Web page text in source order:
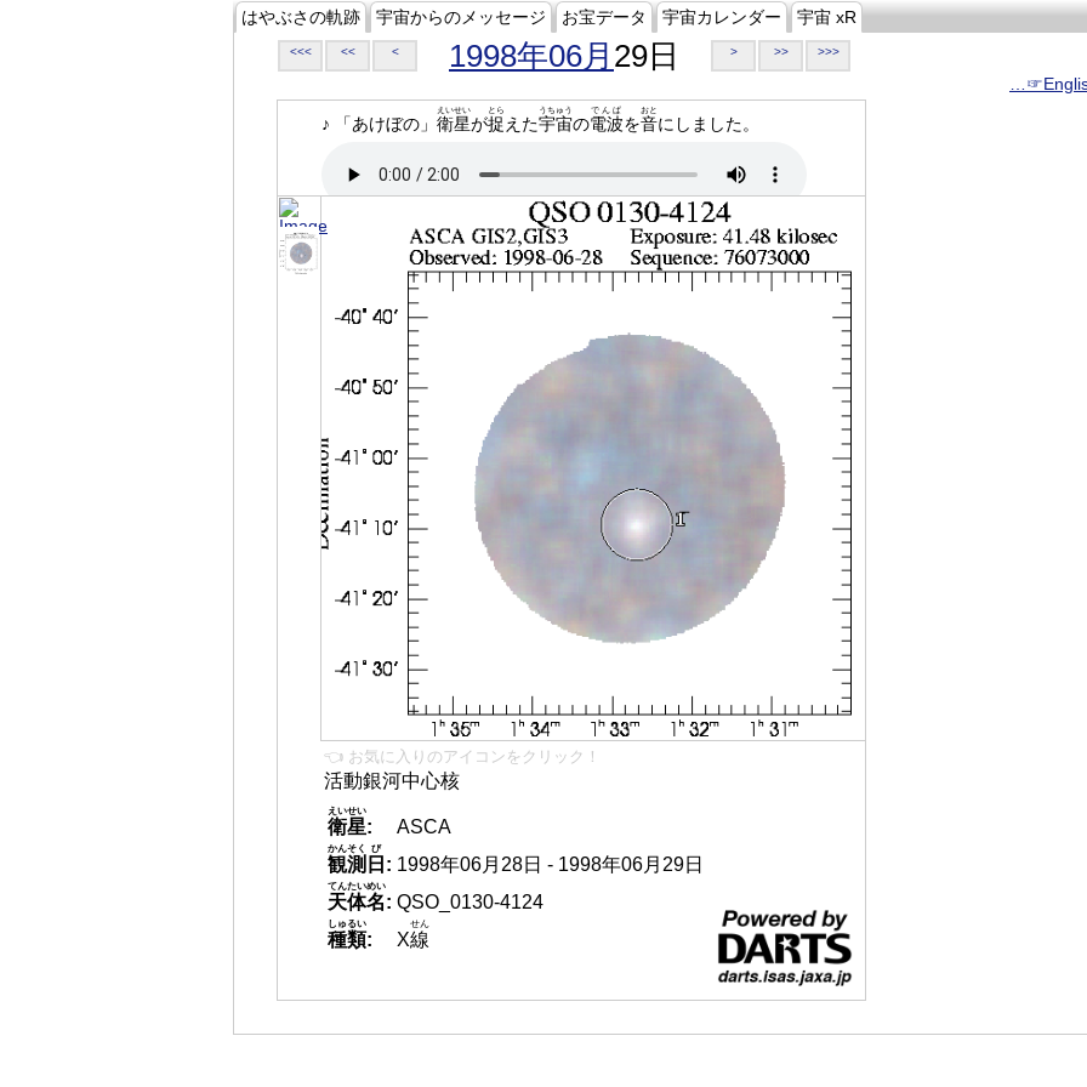
はやぶさの軌跡 宇宙からのメッセージ お宝データ 宇宙カレンダー 宇宙 xR
<<< << < 1998年06月 29日 > >> >>>
♪ 「あけぼの」 衛星
えいせい
が捉
とら
えた宇宙
うちゅう
の電波
でんぱ
を音
おと
にしました。
👈 お気に入りのアイコンをクリック！
活動銀河中心核
衛星
えいせい
:
ASCA
観測
かんそく
日
び
: 1998年06月28日 - 1998年06月29日
天体名
てんたいめい
: QSO_0130-4124
種類
しゅるい
: X線
せん